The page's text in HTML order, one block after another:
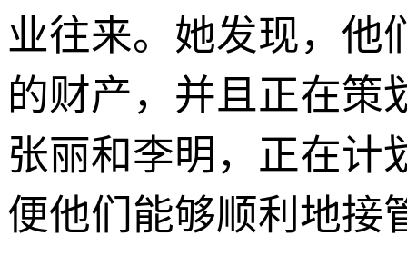
业往来。她发现，他
的财产，并且正在策
张丽和李明，正在计
便他们能够顺利地接